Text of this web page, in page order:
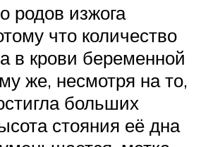
родов изжога
что количество
в крови беременной
же, несмотря на то,
больших
стояния её дна